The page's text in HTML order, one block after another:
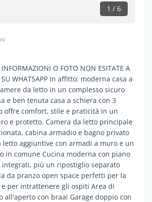
1 / 6
INFORMAZIONI O FOTO NON ESITATE A
SU WHATSAPP In affitto: moderna casa a
da letto in un complesso sicuro
e ben tenuta casa a schiera con 3
offre comfort, stile e praticità in un
e protetto. Camera da letto principale
cabina armadio e bagno privato
letto aggiuntive con armadi a muro e un
in comune Cucina moderna con piano
più un ripostiglio separato
da pranzo open space perfetti per la
per intrattenere gli ospiti Area di
all'aperto con braai Garage doppio con